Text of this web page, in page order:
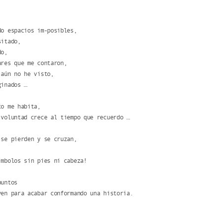
espacios im-posibles,
que me contaron,
no he visto,
…
me habita,
crece al tiempo que recuerdo …
pierden y se cruzan,
sin pies ni cabeza!
para acabar conformando una historia.